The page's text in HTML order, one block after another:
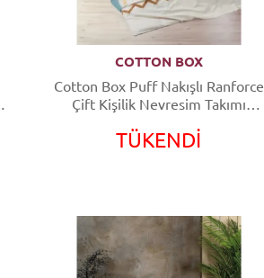
COTTON BOX
Cotton Box Puff Nakışlı Ranforce
Çift Kişilik Nevresim Takımı
TÜKENDİ